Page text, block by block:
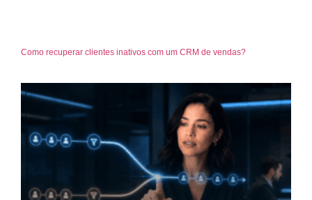
Como recuperar clientes inativos com um CRM de vendas?